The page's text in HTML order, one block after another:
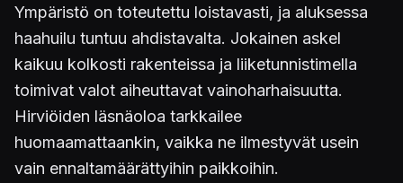
Ympäristö on toteutettu loistavasti, ja aluksessa
haahuilu tuntuu ahdistavalta. Jokainen askel
kaikuu kolkosti rakenteissa ja liiketunnistimella
toimivat valot aiheuttavat vainoharhaisuutta.
Hirviöiden läsnäoloa tarkkailee
huomaamattaankin, vaikka ne ilmestyvät usein
vain ennaltamäärättyihin paikkoihin.